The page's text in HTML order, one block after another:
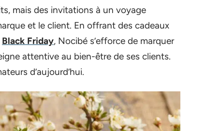
mais des invitations à un voyage
et le client. En offrant des cadeaux
Black Friday, Nocibé s’efforce de marquer
attentive au bien-être de ses clients.
d’aujourd’hui.